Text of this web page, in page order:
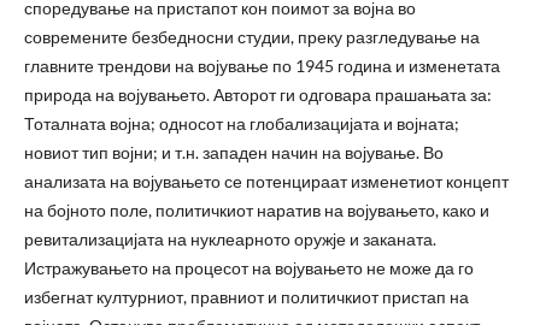
споредување на пристапот кон поимот за војна во
современите безбедносни студии, преку разгледување на
главните трендови на војување по 1945 година и изменетата
природа на војувањето. Авторот ги одговара прашањата за:
Тоталната војна; односот на глобализацијата и војната;
новиот тип војни; и т.н. западен начин на војување. Во
анализата на војувањето се потенцираат изменетиот концепт
на бојното поле, политичкиот наратив на војувањето, како и
ревитализацијата на нуклеарното оружје и заканата.
Истражувањето на процесот на војувањето не може да го
избегнат културниот, правниот и политичкиот пристап на